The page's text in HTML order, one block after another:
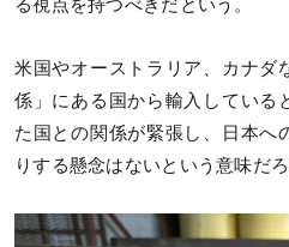
る視点を持つべきだという。
米国やオーストラリア、カナダ
係」にある国から輸入している
た国との関係が緊張し、日本へ
りする懸念はないという意味だろ